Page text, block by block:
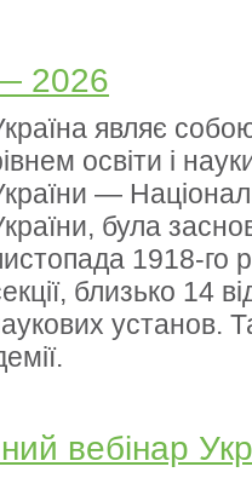
2026
являє
освіти і
—
була
1918-го
близько 14
установ.
вебінар